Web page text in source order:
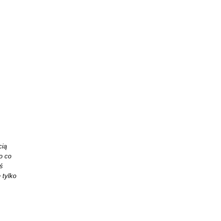
co
tylko